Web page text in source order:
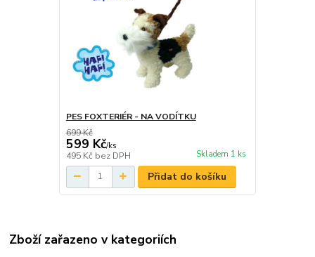
PES FOXTERIÉR - NA VODÍTKU
699 Kč
599 Kč/ks
495 Kč bez DPH Skladem 1 ks
Přidat do košíku
Zboží zařazeno v kategoriích